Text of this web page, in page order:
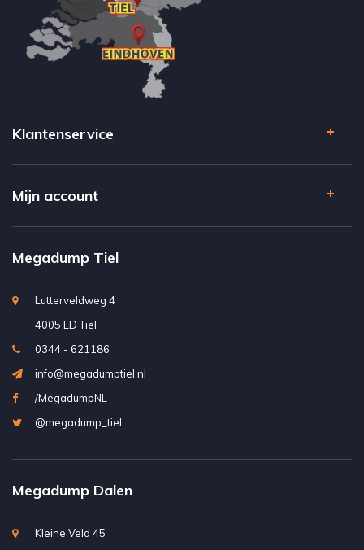
Klantenservice
Mijn account
Megadump Tiel
Lutterveldweg 4
4005 LD Tiel
0344 - 621186
info@megadumptiel.nl
/MegadumpNL
@megadump_tiel
Megadump Dalen
Kleine Veld 45